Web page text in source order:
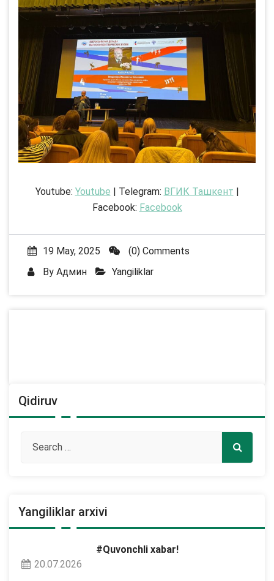
Youtube: Youtube | Telegram: ВГИК Ташкент |
Facebook: Facebook
19 May, 2025
(0) Comments
By Админ Yangiliklar
Qidiruv
Yangiliklar arxivi
#Quvonchli xabar!
20.07.2026